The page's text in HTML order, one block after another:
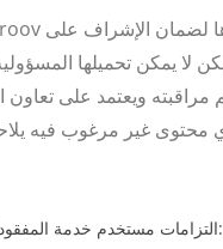
لا يمكن تحميلها
مراقبته ويعتمد على
التزامات مستخدم خدمة المفقودات: